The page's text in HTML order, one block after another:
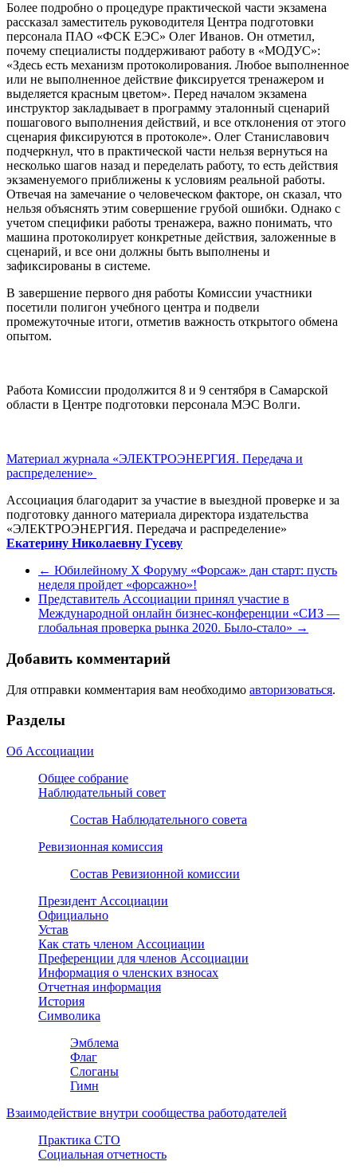
Более подробно о процедуре практической части экзамена
рассказал заместитель руководителя Центра подготовки
персонала ПАО «ФСК ЕЭС» Олег Иванов. Он отметил,
почему специалисты поддерживают работу в «МОДУС»:
«Здесь есть механизм протоколирования. Любое выполненное
или не выполненное действие фиксируется тренажером и
выделяется красным цветом». Перед началом экзамена
инструктор закладывает в программу эталонный сценарий
пошагового выполнения действий, и все отклонения от этого
сценария фиксируются в протоколе». Олег Станиславович
подчеркнул, что в практической части нельзя вернуться на
несколько шагов назад и переделать работу, то есть действия
экзаменуемого приближены к условиям реальной работы.
Отвечая на замечание о человеческом факторе, он сказал, что
нельзя объяснять этим совершение грубой ошибки. Однако с
учетом специфики работы тренажера, важно понимать, что
машина протоколирует конкретные действия, заложенные в
сценарий, и все они должны быть выполнены и
зафиксированы в системе.
В завершение первого дня работы Комиссии участники
посетили полигон учебного центра и подвели
промежуточные итоги, отметив важность открытого обмена
опытом.
Работа Комиссии продолжится 8 и 9 сентября в Самарской
области в Центре подготовки персонала МЭС Волги.
Материал журнала «ЭЛЕКТРОЭНЕРГИЯ. Передача и
распределение»
Ассоциация благодарит за участие в выездной проверке и за
подготовку данного материала директора издательства
«ЭЛЕКТРОЭНЕРГИЯ. Передача и распределение»
Екатерину Николаевну Гусеву
← Юбилейному X Форуму «Форсаж» дан старт: пусть
неделя пройдет «форсажно»!
Представитель Ассоциации принял участие в
Международной онлайн бизнес-конференции «СИЗ —
глобальная проверка рынка 2020. Было-стало» →
Добавить комментарий
Для отправки комментария вам необходимо авторизоваться.
Разделы
Об Ассоциации
Общее собрание
Наблюдательный совет
Состав Наблюдательного совета
Ревизионная комиссия
Состав Ревизионной комиссии
Президент Ассоциации
Официально
Устав
Как стать членом Ассоциации
Преференции для членов Ассоциации
Информация о членских взносах
Отчетная информация
История
Символика
Эмблема
Флаг
Слоганы
Гимн
Взаимодействие внутри сообщества работодателей
Практика СТО
Социальная отчетность